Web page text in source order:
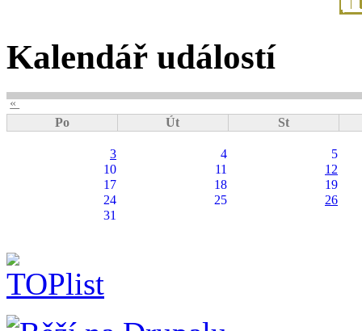
Kalendář událostí
«
Po
Út St
3 4
5
10
11
12
17
18
19
24
25
26
31